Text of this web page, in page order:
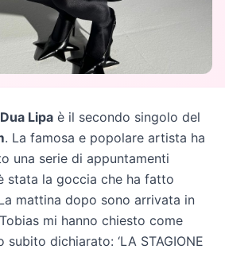
Dua Lipa è il secondo singolo del
. La famosa e popolare artista ha
una serie di appuntamenti
stata la goccia che ha fatto
mattina dopo sono arrivata in
mi hanno chiesto come
dichiarato: ‘LA STAGIONE